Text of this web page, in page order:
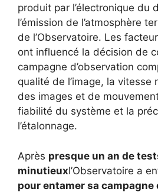
produit par l’électronique du
l’émission de l’atmosphère
de l’Observatoire. Les
ont influencé la décision de
campagne d’observation
qualité de l’image, la vitesse
des images et de
fiabilité du système et la
l’étalonnage.
Après presque un an de
minutieuxl’Observatoire a
pour entamer sa campagne